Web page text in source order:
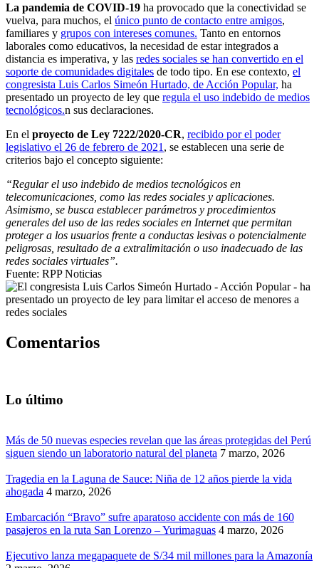
La pandemia de COVID-19 ha provocado que la conectividad se
vuelva, para muchos, el único punto de contacto entre amigos,
familiares y grupos con intereses comunes. Tanto en entornos
laborales como educativos, la necesidad de estar integrados a
distancia es imperativa, y las redes sociales se han convertido en el
soporte de comunidades digitales de todo tipo. En ese contexto, el
congresista Luis Carlos Simeón Hurtado, de Acción Popular, ha
presentado un proyecto de ley que regula el uso indebido de medios
tecnológicos.n sus declaraciones.
En el proyecto de Ley 7222/2020-CR, recibido por el poder
legislativo el 26 de febrero de 2021 , se establecen una serie de
criterios bajo el concepto siguiente:
“Regular el uso indebido de medios tecnológicos en
telecomunicaciones, como las redes sociales y aplicaciones.
Asimismo, se busca establecer parámetros y procedimientos
generales del uso de las redes sociales en Internet que permitan
proteger a los usuarios frente a conductas lesivas o potencialmente
peligrosas, resultado de a extralimitación o uso inadecuado de las
redes sociales virtuales”.
Fuente: RPP Noticias
Comentarios
Lo último
Más de 50 nuevas especies revelan que las áreas protegidas del Perú
siguen siendo un laboratorio natural del planeta 7 marzo, 2026
Tragedia en la Laguna de Sauce: Niña de 12 años pierde la vida
ahogada 4 marzo, 2026
Embarcación “Bravo” sufre aparatoso accidente con más de 160
pasajeros en la ruta San Lorenzo – Yurimaguas 4 marzo, 2026
Ejecutivo lanza megapaquete de S/34 mil millones para la Amazonía